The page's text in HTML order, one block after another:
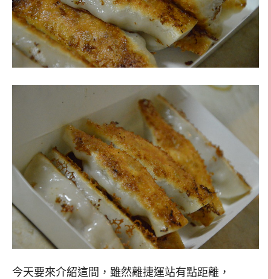
今天要來介紹這間，雖然離捷運站有點距離，